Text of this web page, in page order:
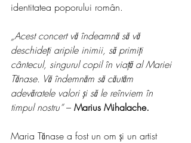
identitatea poporului român.
„Acest concert vă îndeamnă să vă
deschideți aripile inimii, să primiți
cântecul, singurul copil în viață al Mariei
Tănase. Vă îndemnăm să căutăm
adevăratele valori și să le reînviem în
timpul nostru“ – Marius Mihalache.
Maria Tănase a fost un om și un artist